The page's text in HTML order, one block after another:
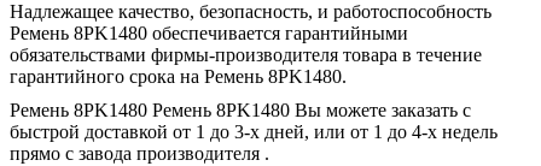
Надлежащее качество, безопасность, и работоспособность
Ремень 8PK1480 обеспечивается гарантийными
обязательствами фирмы-производителя товара в течение
гарантийного срока на Ремень 8PK1480.
Ремень 8PK1480 Ремень 8PK1480 Вы можете заказать с
быстрой доставкой от 1 до 3-х дней, или от 1 до 4-х недель
прямо с завода производителя .